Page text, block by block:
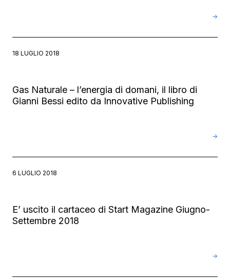
→
18 LUGLIO 2018
Gas Naturale – l’energia di domani, il libro di
Gianni Bessi edito da Innovative Publishing
→
6 LUGLIO 2018
E’ uscito il cartaceo di Start Magazine Giugno-
Settembre 2018
→